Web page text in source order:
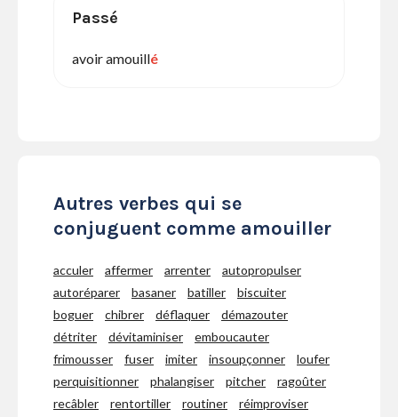
Passé
avoir amouillé
Autres verbes qui se
conjuguent comme amouiller
acculer affermer arrenter
autopropulser
autoréparer
basaner batiller
biscuiter
boguer
chibrer déflaquer
démazouter
détriter
dévitaminiser
emboucauter
frimousser
fuser imiter insoupçonner
loufer
perquisitionner
phalangiser pitcher
ragoûter
recâbler
rentortiller routiner
réimproviser